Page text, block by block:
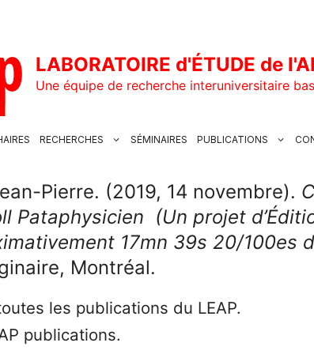
LABORATOIRE d'ÉTUDE de
Une équipe de recherche interuniversitaire
RECHERCHES SÉMINAIRES PUBLICATIONS
Pierre. (2019, 14 novembre).
Pataphysicien (Un projet
17mn 39s 20/100es
Montréal.
les publications du LEAP.
publications.